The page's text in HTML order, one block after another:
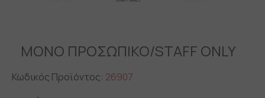
ΜΟΝΟ ΠΡΟΣΩΠΙΚΟ/STAFF ONLY
Κωδικός Προϊόντος: 26907